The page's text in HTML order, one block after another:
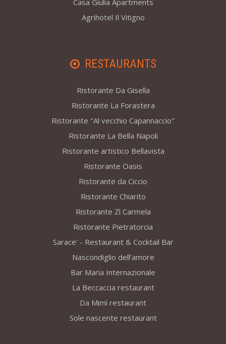
Casa Giulia Apartments
Agrihotel Il Vitigno
RESTAURANTS
Ristorante Da Gisella
Ristorante La Forastera
Ristorante "Al vecchio Capannaccio"
Ristorante La Bella Napoli
Ristorante artistico Bellavista
Ristorante Oasis
Ristorante da Ciccio
Ristorante Chiarito
Ristorante Zì Carmela
Ristorante Pietratorcia
Sarace' - Restaurant & Cocktail Bar
Nascondiglio dell’amore
Bar Maria Internazionale
La Beccaccia restaurant
Da Mimì restaurant
Sole nascente restaurant